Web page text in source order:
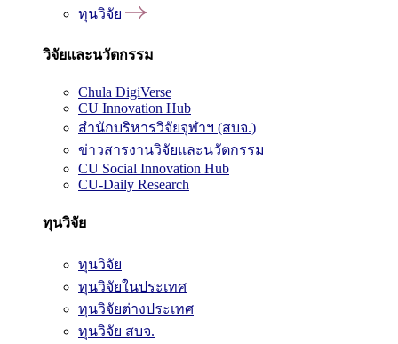
ทุนวิจัย
วิจัยและนวัตกรรม
Chula DigiVerse
CU Innovation Hub
สำนักบริหารวิจัยจุฬาฯ (สบจ.)
ข่าวสารงานวิจัยและนวัตกรรม
CU Social Innovation Hub
CU-Daily Research
ทุนวิจัย
ทุนวิจัย
ทุนวิจัยในประเทศ
ทุนวิจัยต่างประเทศ
ทุนวิจัย สบจ.